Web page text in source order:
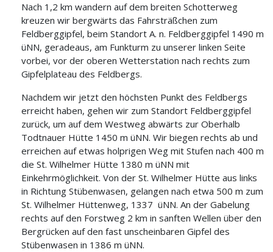
Nach 1,2 km wandern auf dem breiten Schotterweg
kreuzen wir bergwärts das Fahrsträßchen zum
Feldberggipfel, beim Standort A. n. Feldberggipfel 1490 m
üNN, geradeaus, am Funkturm zu unserer linken Seite
vorbei, vor der oberen Wetterstation nach rechts zum
Gipfelplateau des Feldbergs.
Nachdem wir jetzt den höchsten Punkt des Feldbergs
erreicht haben, gehen wir zum Standort Feldberggipfel
zurück, um auf dem Westweg abwärts zur Oberhalb
Todtnauer Hütte 1450 m üNN. Wir biegen rechts ab und
erreichen auf etwas holprigen Weg mit Stufen nach 400 m
die St. Wilhelmer Hütte 1380 m üNN mit
Einkehrmöglichkeit. Von der St. Wilhelmer Hütte aus links
in Richtung Stübenwasen, gelangen nach etwa 500 m zum
St. Wilhelmer Hüttenweg, 1337 üNN. An der Gabelung
rechts auf den Forstweg 2 km in sanften Wellen über den
Bergrücken auf den fast unscheinbaren Gipfel des
Stübenwasen in 1386 m üNN.